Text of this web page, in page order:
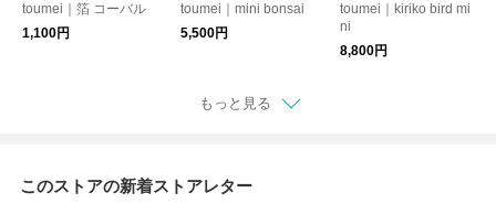
toumei｜箔 コーバル
1,100円
toumei｜mini bonsai
5,500円
toumei｜kiriko bird mi
ni
8,800円
もっと見る
このストアの新着ストアレター